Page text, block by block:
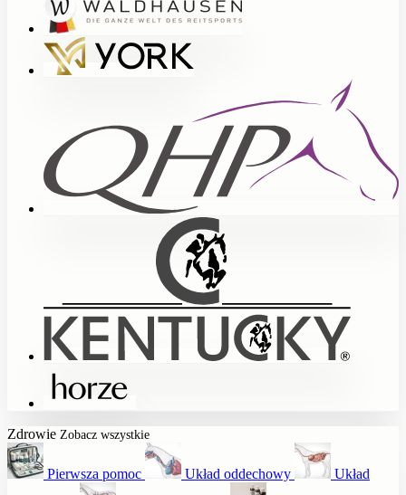
Zdrowie Zobacz wszystkie
Pierwsza pomoc Układ oddechowy Układ